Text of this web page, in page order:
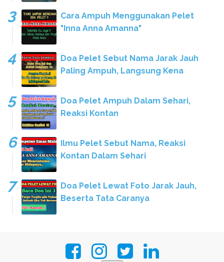
Cara Ampuh Menggunakan Pelet
"Inna Anna Amanna"
Doa Pelet Sebut Nama Jarak Jauh
Paling Ampuh, Langsung Kena
Doa Pelet Ampuh Dalam Sehari,
Reaksi Kontan
Ilmu Pelet Sebut Nama, Reaksi
Kontan Dalam Sehari
Doa Pelet Lewat Foto Jarak Jauh,
Beserta Tata Caranya